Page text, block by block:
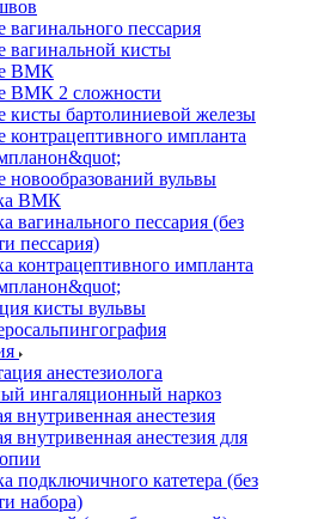
вагинального пессария
вагинальной кисты
ВМК
ВМК 2 сложности
кисты бартолиниевой железы
контрацептивного импланта
новообразований вульвы
ВМК
вагинального пессария (без
пессария)
контрацептивного импланта
кисты вульвы
анестезиолога
ингаляционный наркоз
внутривенная анестезия
внутривенная анестезия для
подключичного катетера (без
набора)